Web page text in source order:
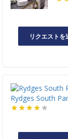
リクエストを
Rydges South